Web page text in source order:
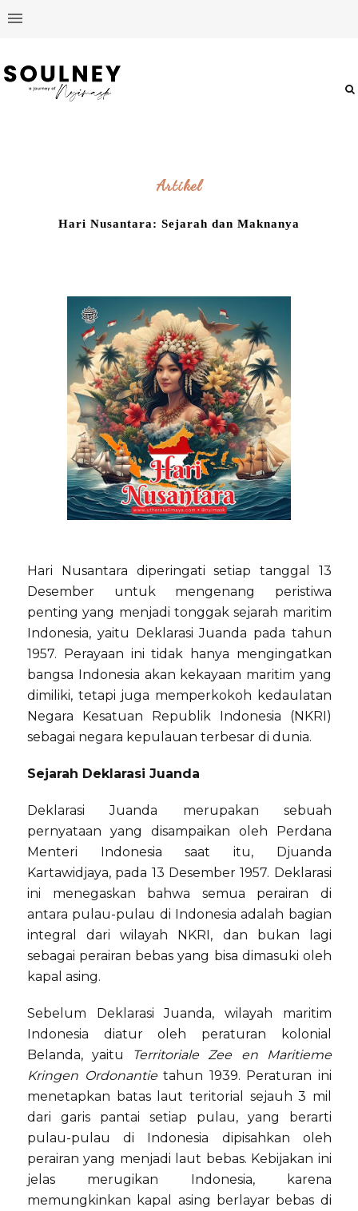
Artikel
Hari Nusantara: Sejarah dan Maknanya
Hari Nusantara diperingati setiap tanggal 13
Desember untuk mengenang peristiwa
penting yang menjadi tonggak sejarah maritim
Indonesia, yaitu Deklarasi Juanda pada tahun
1957. Perayaan ini tidak hanya mengingatkan
bangsa Indonesia akan kekayaan maritim yang
dimiliki, tetapi juga memperkokoh kedaulatan
Negara Kesatuan Republik Indonesia (NKRI)
sebagai negara kepulauan terbesar di dunia.
Sejarah Deklarasi Juanda
Deklarasi Juanda merupakan sebuah
pernyataan yang disampaikan oleh Perdana
Menteri Indonesia saat itu, Djuanda
Kartawidjaya, pada 13 Desember 1957. Deklarasi
ini menegaskan bahwa semua perairan di
antara pulau-pulau di Indonesia adalah bagian
integral dari wilayah NKRI, dan bukan lagi
sebagai perairan bebas yang bisa dimasuki oleh
kapal asing.
Sebelum Deklarasi Juanda, wilayah maritim
Indonesia diatur oleh peraturan kolonial
Belanda, yaitu Territoriale Zee en Maritieme
Kringen Ordonantietahun 1939. Peraturan ini
menetapkan batas laut teritorial sejauh 3 mil
dari garis pantai setiap pulau, yang berarti
pulau-pulau di Indonesia dipisahkan oleh
perairan yang menjadi laut bebas. Kebijakan ini
jelas merugikan Indonesia, karena
memungkinkan kapal asing berlayar bebas di